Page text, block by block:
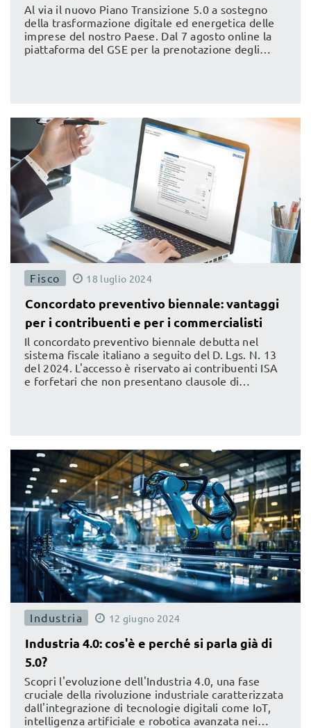
sostenibilità
Al via il nuovo Piano Transizione 5.0 a sostegno
della trasformazione digitale ed energetica delle
imprese del nostro Paese. Dal 7 agosto online la
piattaforma del GSE per la prenotazione degli
Fisco 18 luglio 2024
Concordato preventivo biennale: vantaggi
per i contribuenti e per i commercialisti
Il concordato preventivo biennale debutta nel
sistema fiscale italiano a seguito del D. Lgs. N. 13
del 2024. L'accesso è riservato ai contribuenti ISA
e forfetari che non presentano clausole di
Industria 12 giugno 2024
Industria 4.0: cos'è e perché si parla già di
5.0?
Scopri l'evoluzione dell'Industria 4.0, una fase
cruciale della rivoluzione industriale caratterizzata
dall'integrazione di tecnologie digitali come IoT,
intelligenza artificiale e robotica avanzata nei